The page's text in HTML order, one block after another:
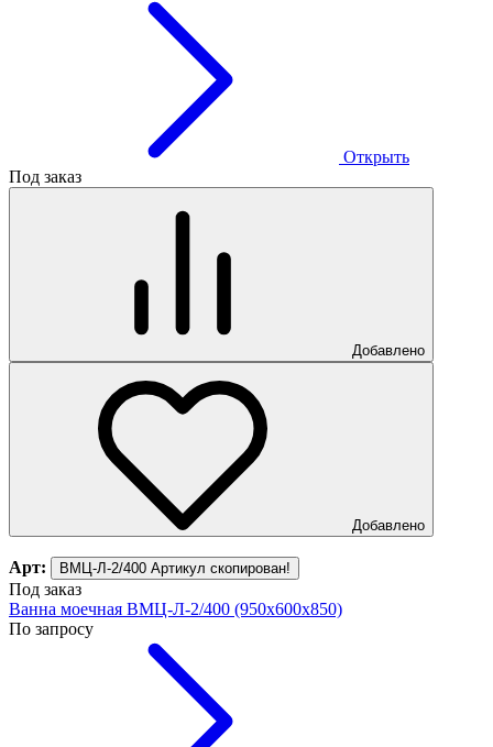
Открыть
Под заказ
Добавлено
Добавлено
Арт: ВМЦ-Л-2/400 Артикул скопирован!
Под заказ
Ванна моечная ВМЦ-Л-2/400 (950х600х850)
По запросу